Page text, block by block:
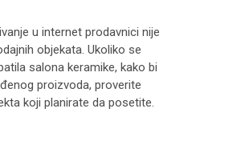
u internet prodavnici nije
objekata. Ukoliko se
salona keramike, kako bi
proizvoda, proverite
koji planirate da posetite.